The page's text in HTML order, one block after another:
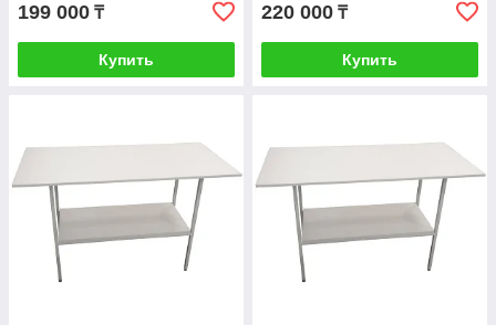
199 000 ₸
Купить
220 000 ₸
Купить